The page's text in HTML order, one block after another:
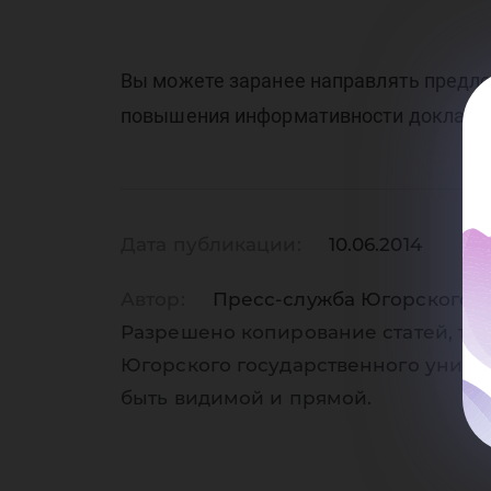
Вы можете заранее направлять
повышения информативности
10.06.2014
Пресс-служба Югорского
Разрешено копирование статей,
Югорского государственного
быть видимой и прямой.